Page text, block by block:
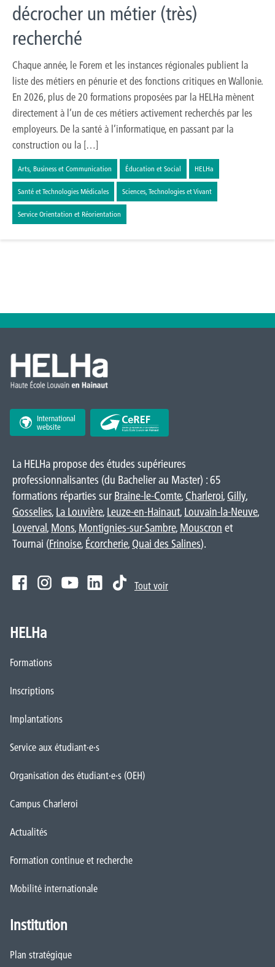
décrocher un métier (très)
recherché
Chaque année, le Forem et les instances régionales publient la
liste des métiers en pénurie et des fonctions critiques en Wallonie.
En 2026, plus de 20 formations proposées par la HELHa mènent
directement à l’un de ces métiers activement recherchés par les
employeurs. De la santé à l’informatique, en passant par la
construction ou la […]
Arts, Business et Communication Éducation et Social HELHa
Santé et Technologies Médicales Sciences, Technologies et Vivant
Service Orientation et Réorientation
International
website
La HELHa propose des études supérieures
professionnalisantes (du Bachelier au Master) : 65
formations réparties surBraine-le-Comte, Charleroi, Gilly,
Gosselies, La Louvière, Leuze-en-Hainaut, Louvain-la-Neuve,
Loverval, Mons, Montignies-sur-Sambre, Mouscron et
Tournai (Frinoise, Écorcherie, Quai des Salines).
Tout voir
HELHa
Formations
Inscriptions
Implantations
Service aux étudiant·e·s
Organisation des étudiant·e·s (OEH)
Campus Charleroi
Actualités
Formation continue et recherche
Mobilité internationale
Institution
Plan stratégique